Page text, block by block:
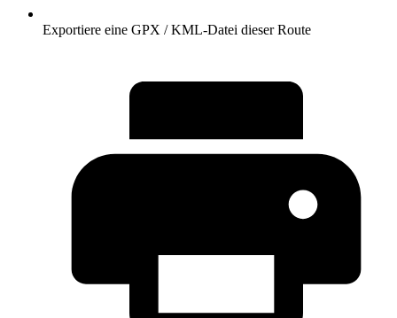
Exportiere eine GPX / KML-Datei dieser Route